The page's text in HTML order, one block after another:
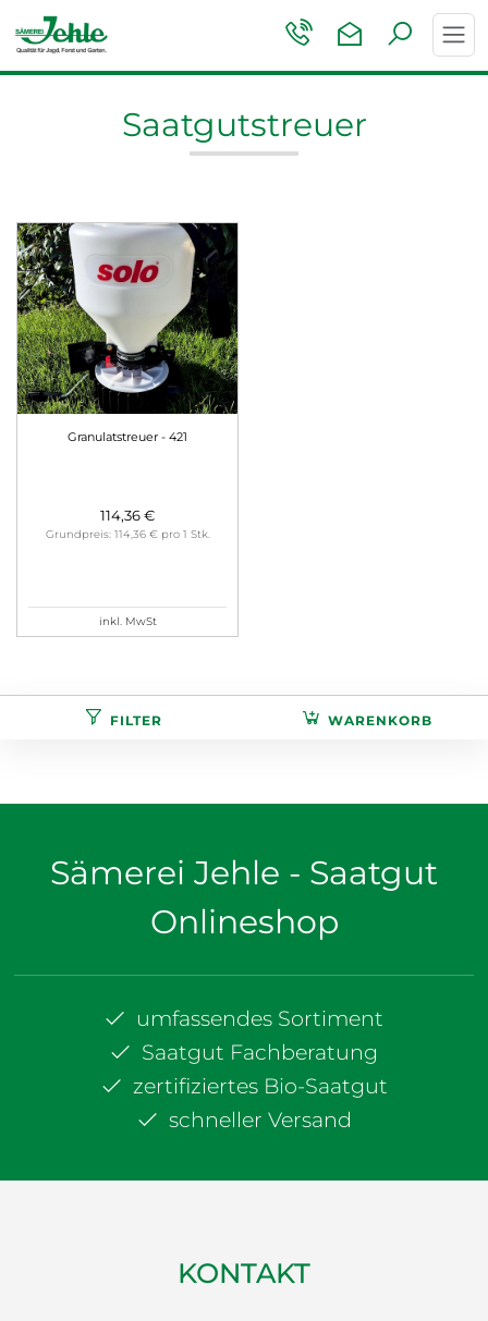
Saatgutstreuer
Granulatstreuer - 421
114,36 €
Grundpreis: 114,36 € pro 1 Stk.
inkl. MwSt
FILTER WARENKORB
Sämerei Jehle - Saatgut
Onlineshop
umfassendes Sortiment
Saatgut Fachberatung
zertifiziertes Bio-Saatgut
schneller Versand
KONTAKT